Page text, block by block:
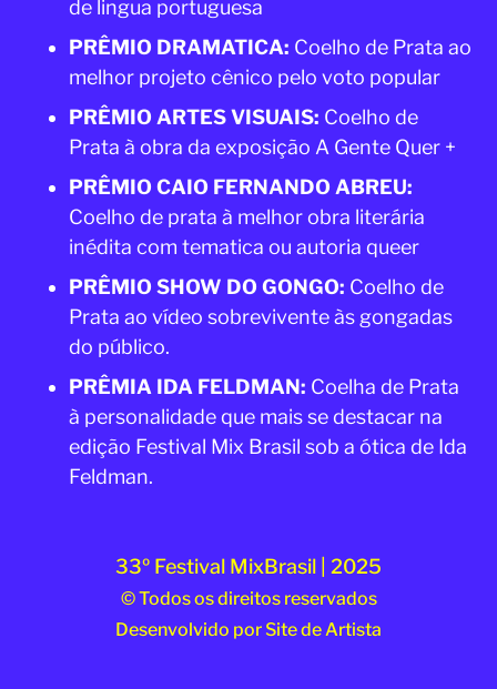
de lingua portuguesa
PRÊMIO DRAMATICA: Coelho de Prata ao
melhor projeto cênico pelo voto popular
PRÊMIO ARTES VISUAIS: Coelho de
Prata à obra da exposição A Gente Quer +
PRÊMIO CAIO FERNANDO ABREU:
Coelho de prata à melhor obra literária
inédita com tematica ou autoria queer
PRÊMIO SHOW DO GONGO: Coelho de
Prata ao vídeo sobrevivente às gongadas
do público.
PRÊMIA IDA FELDMAN: Coelha de Prata
à personalidade que mais se destacar na
edição Festival Mix Brasil sob a ótica de Ida
Feldman.
33º Festival MixBrasil | 2025
© Todos os direitos reservados
Desenvolvido por Site de Artista